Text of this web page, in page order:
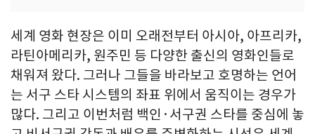
세계 영화 현장은 이미 오래전부터 아시아, 아프리카,
라틴아메리카, 원주민 등 다양한 출신의 영화인들로
채워져 왔다. 그러나 그들을 바라보고 호명하는 언어
는 서구 스타 시스템의 좌표 위에서 움직이는 경우가
많다. 그리고 이번처럼 백인·서구권 스타를 중심에 놓